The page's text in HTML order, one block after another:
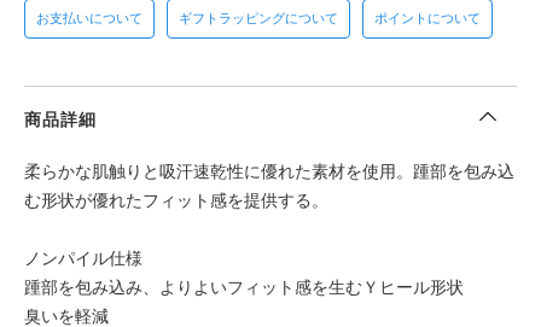
お支払いについて ギフトラッピングについて ポイントについて
商品詳細
柔らかな肌触りと吸汗速乾性に優れた素材を使用。踵部を包み込
む形状が優れたフィット感を提供する。
ノンパイル仕様
踵部を包み込み、よりよいフィット感を生むＹヒール形状
臭いを軽減